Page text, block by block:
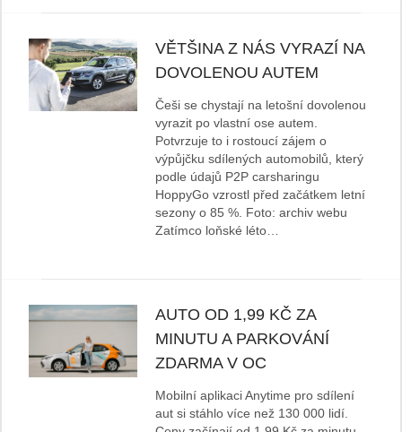
VĚTŠINA Z NÁS VYRAZÍ NA
DOVOLENOU AUTEM
Češi se chystají na letošní dovolenou
vyrazit po vlastní ose autem.
Potvrzuje to i rostoucí zájem o
výpůjčku sdílených automobilů, který
podle údajů P2P carsharingu
HoppyGo vzrostl před začátkem letní
sezony o 85 %. Foto: archiv webu
Zatímco loňské léto…
AUTO OD 1,99 KČ ZA
MINUTU A PARKOVÁNÍ
ZDARMA V OC
Mobilní aplikaci Anytime pro sdílení
aut si stáhlo více než 130 000 lidí.